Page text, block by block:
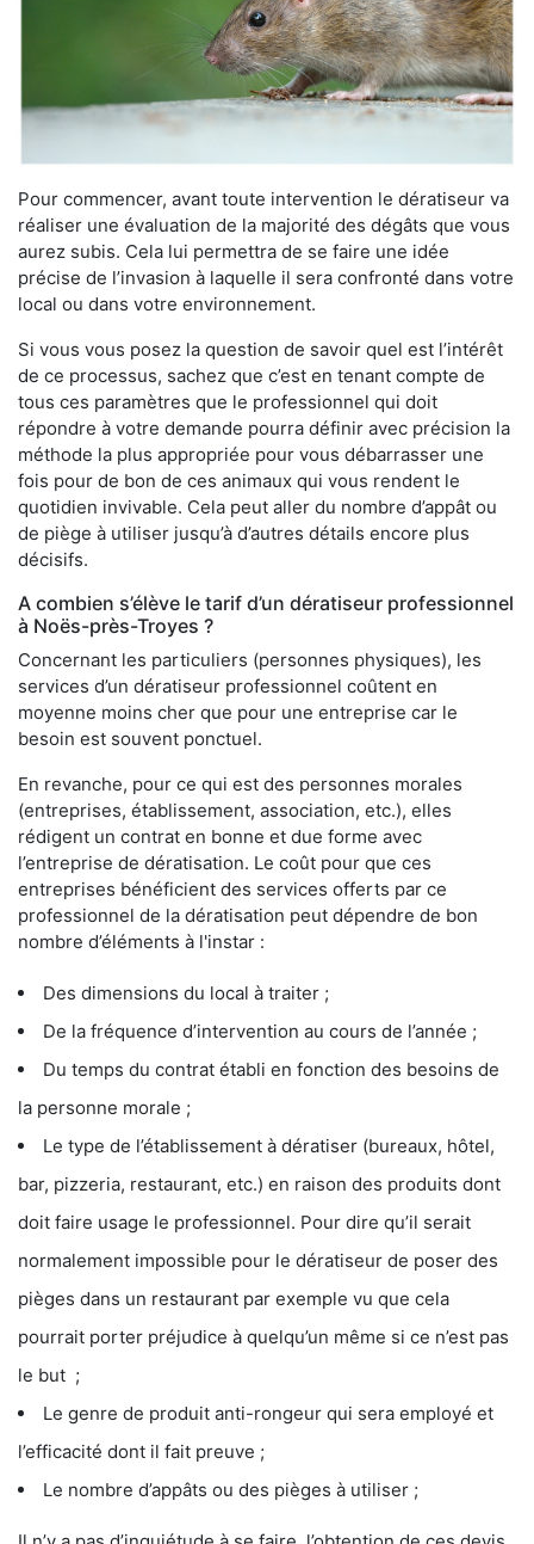
Pour commencer, avant toute intervention le dératiseur va
réaliser une évaluation de la majorité des dégâts que vous
aurez subis. Cela lui permettra de se faire une idée
précise de l’invasion à laquelle il sera confronté dans votre
local ou dans votre environnement.
Si vous vous posez la question de savoir quel est l’intérêt
de ce processus, sachez que c’est en tenant compte de
tous ces paramètres que le professionnel qui doit
répondre à votre demande pourra définir avec précision la
méthode la plus appropriée pour vous débarrasser une
fois pour de bon de ces animaux qui vous rendent le
quotidien invivable. Cela peut aller du nombre d’appât ou
de piège à utiliser jusqu’à d’autres détails encore plus
décisifs.
A combien s’élève le tarif d’un dératiseur professionnel
à Noës-près-Troyes ?
Concernant les particuliers (personnes physiques), les
services d’un dératiseur professionnel coûtent en
moyenne moins cher que pour une entreprise car le
besoin est souvent ponctuel.
En revanche, pour ce qui est des personnes morales
(entreprises, établissement, association, etc.), elles
rédigent un contrat en bonne et due forme avec
l’entreprise de dératisation. Le coût pour que ces
entreprises bénéficient des services offerts par ce
professionnel de la dératisation peut dépendre de bon
nombre d’éléments à l'instar :
Des dimensions du local à traiter ;
De la fréquence d’intervention au cours de l’année ;
Du temps du contrat établi en fonction des besoins de
la personne morale ;
Le type de l’établissement à dératiser (bureaux, hôtel,
bar, pizzeria, restaurant, etc.) en raison des produits dont
doit faire usage le professionnel. Pour dire qu’il serait
normalement impossible pour le dératiseur de poser des
pièges dans un restaurant par exemple vu que cela
pourrait porter préjudice à quelqu’un même si ce n’est pas
le but ;
Le genre de produit anti-rongeur qui sera employé et
l’efficacité dont il fait preuve ;
Le nombre d’appâts ou des pièges à utiliser ;